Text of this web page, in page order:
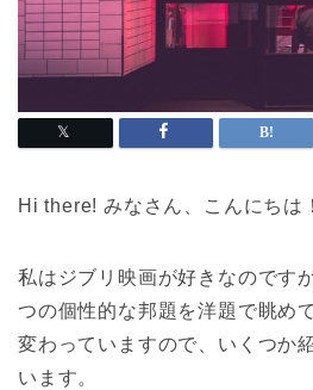
Hi there! みなさん、こんにちは！
私はジブリ映画が好きなのです
つの個性的な邦題を洋題で眺め
変わっていますので、いくつか
います。